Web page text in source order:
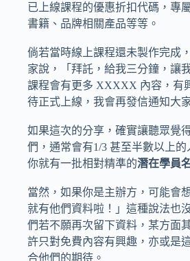
已上線課程的優惠折扣代碼，專
書籍、品牌相關產品等等。
倘若當時線上課程還未製作完成
家說，「拜託，給我三分鐘，讓
課程會有更多 XXXXX 內容，有
待正式上線，我會再發信通知大家
如果這次的分享，確實讓聽眾覺
們，通常會有1/3 甚至半數以上
你就有一批相對精準的潛在學員
當然，如果你是主辦方，可能會
就有他們資料啦！」這種說法也
們若不願再次留下資料，某方面
許只對免費內容有興趣，亦或是
合他們的期待。